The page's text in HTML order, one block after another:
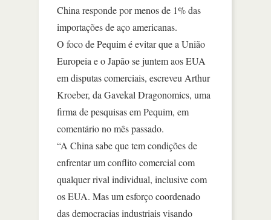
China responde por menos de 1% das
importações de aço americanas.
O foco de Pequim é evitar que a União
Europeia e o Japão se juntem aos EUA
em disputas comerciais, escreveu Arthur
Kroeber, da Gavekal Dragonomics, uma
firma de pesquisas em Pequim, em
comentário no mês passado.
“A China sabe que tem condições de
enfrentar um conflito comercial com
qualquer rival individual, inclusive com
os EUA. Mas um esforço coordenado
das democracias industriais visando